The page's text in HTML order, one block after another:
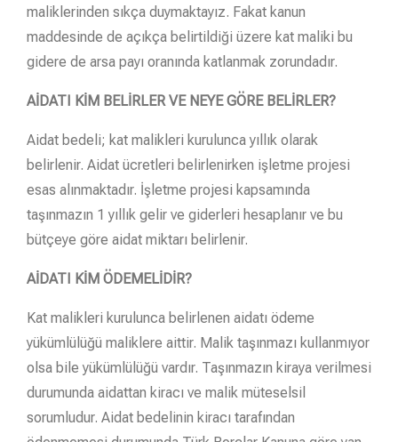
maliklerinden sıkça duymaktayız. Fakat kanun
maddesinde de açıkça belirtildiği üzere kat maliki bu
gidere de arsa payı oranında katlanmak zorundadır.
AİDATI KİM BELİRLER VE NEYE GÖRE BELİRLER?
Aidat bedeli; kat malikleri kurulunca yıllık olarak
belirlenir. Aidat ücretleri belirlenirken işletme projesi
esas alınmaktadır. İşletme projesi kapsamında
taşınmazın 1 yıllık gelir ve giderleri hesaplanır ve bu
bütçeye göre aidat miktarı belirlenir.
AİDATI KİM ÖDEMELİDİR?
Kat malikleri kurulunca belirlenen aidatı ödeme
yükümlülüğü maliklere aittir. Malik taşınmazı kullanmıyor
olsa bile yükümlülüğü vardır. Taşınmazın kiraya verilmesi
durumunda aidattan kiracı ve malik müteselsil
sorumludur. Aidat bedelinin kiracı tarafından